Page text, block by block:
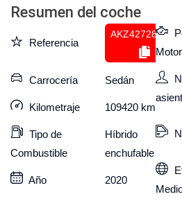
Resumen del coche
Referencia
AKZ427289931
Carrocería Sedán
Kilometraje 109420 km
Tipo de
Combustible
Híbrido
enchufable
Año 2020